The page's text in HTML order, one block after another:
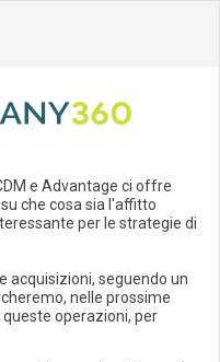
e Advantage ci offre
che cosa sia l'affitto
per le strategie di
acquisizioni, seguendo un
nelle prossime
operazioni, per